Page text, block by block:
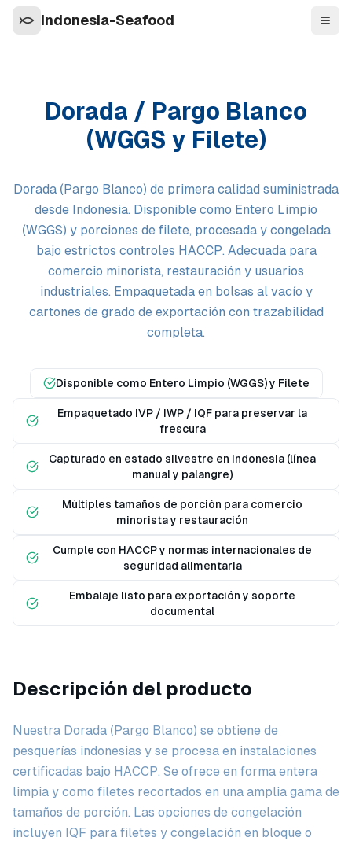
Indonesia-Seafood
Dorada / Pargo Blanco
(WGGS y Filete)
Dorada (Pargo Blanco) de primera calidad suministrada
desde Indonesia. Disponible como Entero Limpio
(WGGS) y porciones de filete, procesada y congelada
bajo estrictos controles HACCP. Adecuada para
comercio minorista, restauración y usuarios
industriales. Empaquetada en bolsas al vacío y
cartones de grado de exportación con trazabilidad
completa.
Disponible como Entero Limpio (WGGS) y Filete
Empaquetado IVP / IWP / IQF para preservar la
frescura
Capturado en estado silvestre en Indonesia (línea
manual y palangre)
Múltiples tamaños de porción para comercio
minorista y restauración
Cumple con HACCP y normas internacionales de
seguridad alimentaria
Embalaje listo para exportación y soporte
documental
Descripción del producto
Nuestra Dorada (Pargo Blanco) se obtiene de
pesquerías indonesias y se procesa en instalaciones
certificadas bajo HACCP. Se ofrece en forma entera
limpia y como filetes recortados en una amplia gama de
tamaños de porción. Las opciones de congelación
incluyen IQF para filetes y congelación en bloque o